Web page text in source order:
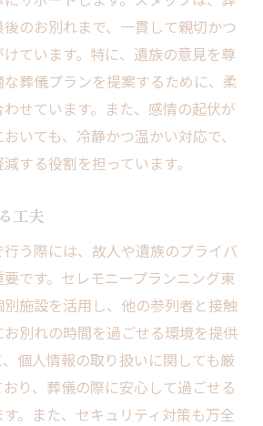
のお別れまで、一貫して親切かつ
ています。特に、遺族の意見を尊
葬儀プランを提案するために、柔
せています。また、感情の起伏が
いても、冷静かつ温かい対応で、
する役割を担っています。
工夫
う際には、故人や遺族のプライバ
です。セレモニープランニング東
施設を活用し、他の参列者と接触
別れの時間を過ごせる環境を提供
個人情報の取り扱いに関しても厳
り、葬儀の際に安心して過ごせる
。また、セキュリティ対策も万全